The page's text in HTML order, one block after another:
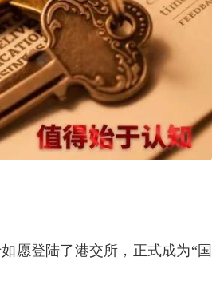
愿登陆了港交所，正式成为“国